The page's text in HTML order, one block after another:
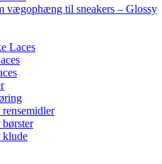
vægophæng til sneakers – Glossy
Laces
rensemidler
børster
klude